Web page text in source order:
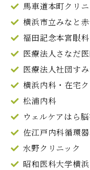
馬車道本町クリニ
横浜市立みなと
福田記念本宮眼
医療法人さなだ
医療法人社団す
横浜内科・在宅
松浦内科
ウェルケアはら
佐江戸内科循環
水野クリニック
昭和医科大学横